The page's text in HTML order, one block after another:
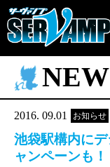
2016. 09.01 お知らせ
池袋駅構内に
ャンペーンも！